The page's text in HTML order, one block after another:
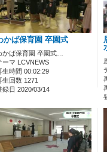
かば保育園 卒園式
かば保育園 卒園式…
ーマ LCVNEWS
生時間 00:02:29
生回数 1271
録日 2020/03/14